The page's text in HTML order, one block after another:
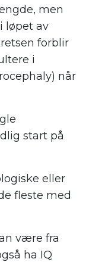
men
løpet av
forblir
i
når
start på
eller
fleste med
være fra
ha IQ